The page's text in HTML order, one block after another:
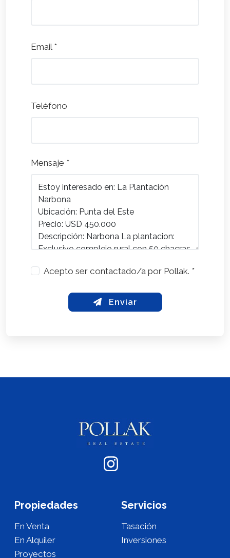
Email *
Teléfono
Mensaje *
Acepto ser contactado/a por Pollak. *
Enviar
Propiedades
En Venta
En Alquiler
Proyectos
Servicios
Tasación
Inversiones